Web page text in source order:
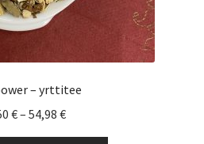
– yrttitee
€– 54,98 €Hintaluokka:
4,50 €